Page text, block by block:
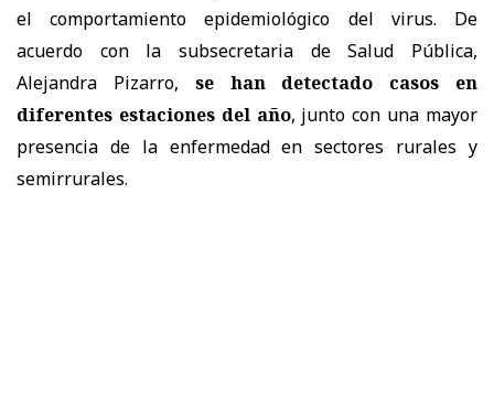
el comportamiento epidemiológico del virus. De
acuerdo con la subsecretaria de Salud Pública,
Alejandra Pizarro, se han detectado casos en
diferentes estaciones del año, junto con una mayor
presencia de la enfermedad en sectores rurales y
semirrurales.